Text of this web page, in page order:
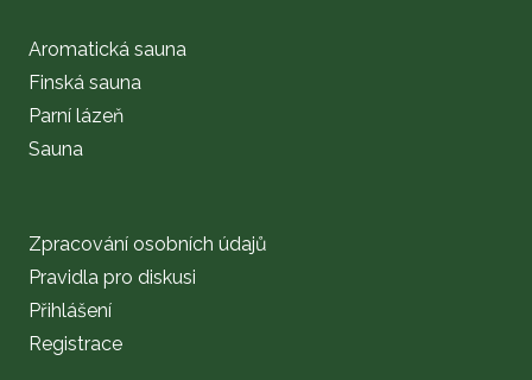
Aromatická sauna
Finská sauna
Parní lázeň
Sauna
Zpracování osobních údajů
Pravidla pro diskusi
Přihlášení
Registrace